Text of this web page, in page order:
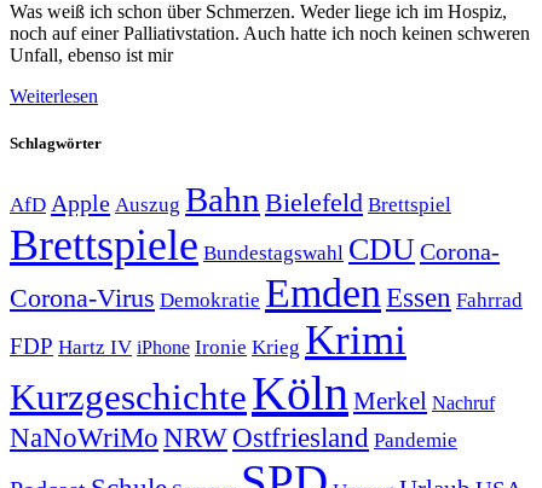
Was weiß ich schon über Schmerzen. Weder liege ich im Hospiz,
noch auf einer Palliativstation. Auch hatte ich noch keinen schweren
Unfall, ebenso ist mir
Weiterlesen
Schlagwörter
AfD Apple Auszug Bahn Bielefeld Brettspiel
Brettspiele Bundestagswahl CDUCorona-
Corona-Virus Demokratie EmdenEssen Fahrrad
FDP Hartz IV iPhone Ironie Krieg Krimi
KurzgeschichteKölnMerkel Nachruf
NaNoWriMo NRWOstfriesland Pandemie